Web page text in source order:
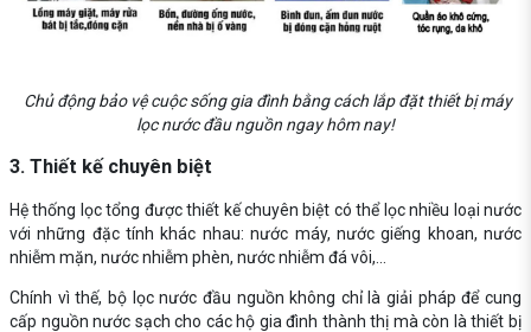
Chủ động bảo vệ cuộc sống gia đình bằng cách lắp đặt thiết bị máy
lọc nước đầu nguồn ngay hôm nay!
3. Thiết kế chuyên biệt
Hệ thống lọc tổng được thiết kế chuyên biệt có thể lọc nhiều loại nước
với những đặc tính khác nhau: nước máy, nước giếng khoan, nước
nhiễm mặn, nước nhiễm phèn, nước nhiễm đá vôi,...
Chính vì thế, bộ lọc nước đầu nguồn không chỉ là giải pháp để cung
cấp nguồn nước sạch cho các hộ gia đình thành thị mà còn là thiết bị